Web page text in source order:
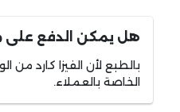
هل يمكن الدفع على
بالطبع لأن الفيزا كارد
الخاصة بالعملاء.